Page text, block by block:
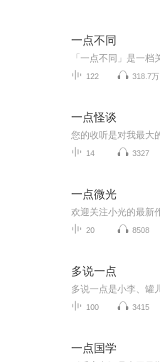
一点不同
122 318.7万
一点怪谈
14 3327
一点微光
20 8508
多说一点
100 3415
一点国学